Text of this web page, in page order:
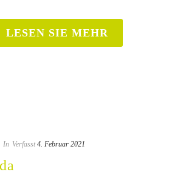
LESEN SIE MEHR
In Verfasst 4. Februar 2021